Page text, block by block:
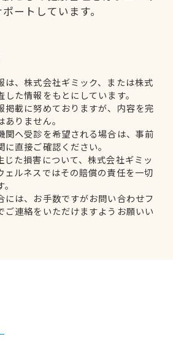
ートしています。
は、株式会社ギミック、または株式
た情報をもとにしています。
掲載に努めておりますが、内容を完
りません。
関へ受診を希望される場合は、事前
直接ご確認ください。
じた損害について、株式会社ギミッ
ェルネスではその賠償の責任を一切
には、お手数ですがお問い合わせフ
ご連絡をいただけますようお願いい